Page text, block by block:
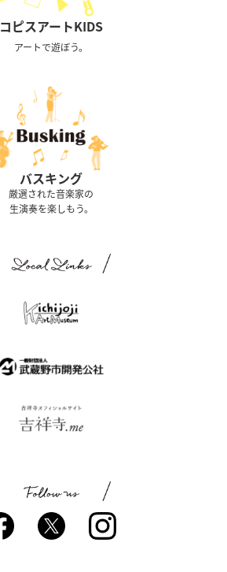
コピスアートKIDS
アートで遊ぼう。
バスキング
厳選された音楽家の
生演奏を楽しもう。